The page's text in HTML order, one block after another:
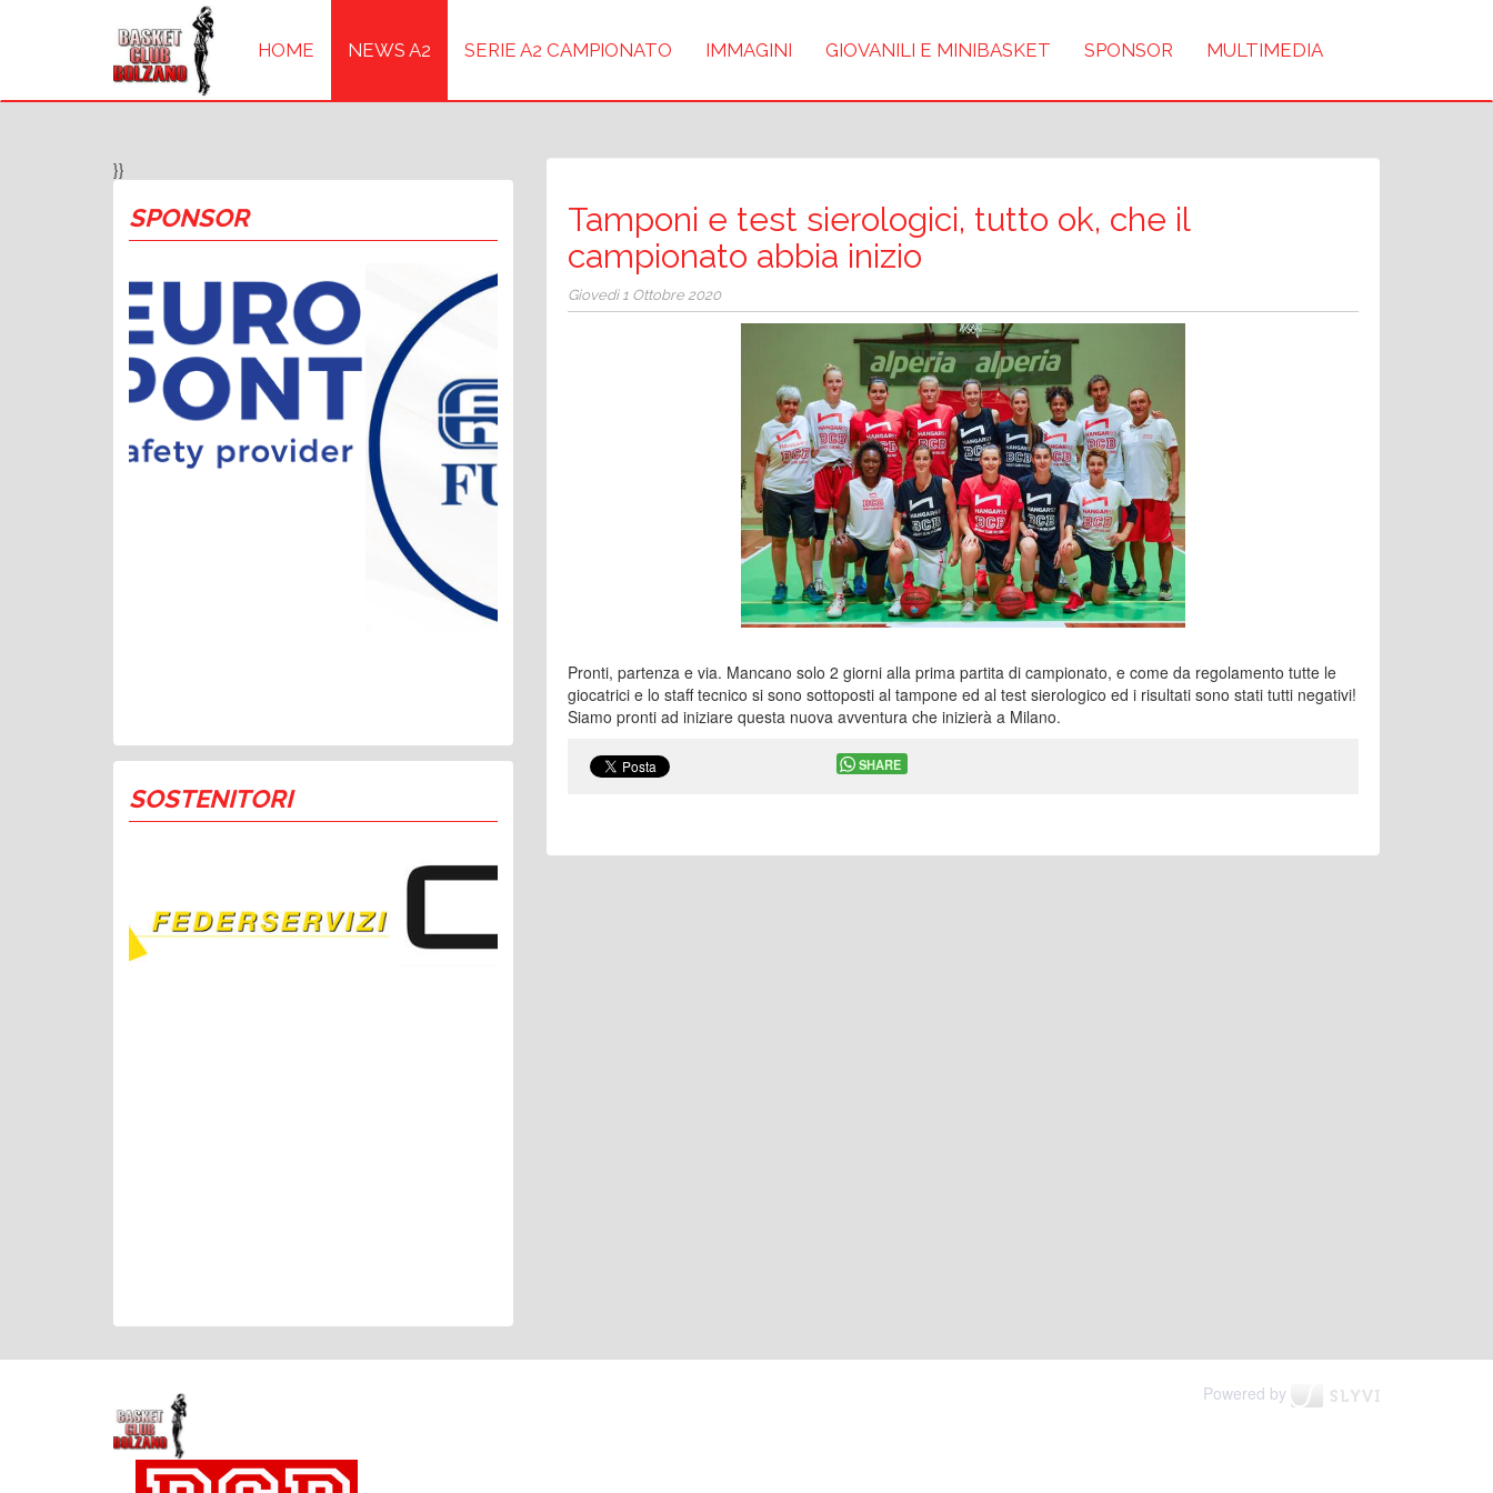
HOME NEWS A2 SERIE A2 CAMPIONATO IMMAGINI GIOVANILI E MINIBASKET SPONSOR MULTIMEDIA
}}
SPONSOR
SOSTENITORI
Tamponi e test sierologici, tutto ok, che il
campionato abbia inizio
Giovedì 1 Ottobre 2020
Pronti, partenza e via. Mancano solo 2 giorni alla prima partita di campionato, e come da regolamento tutte le
giocatrici e lo staff tecnico si sono sottoposti al tampone ed al test sierologico ed i risultati sono stati tutti negativi!
Siamo pronti ad iniziare questa nuova avventura che inizierà a Milano.
SHARE
Powered by